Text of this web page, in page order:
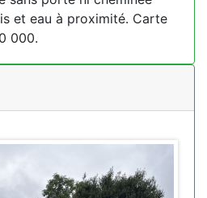
et eau à proximité. Carte
000.